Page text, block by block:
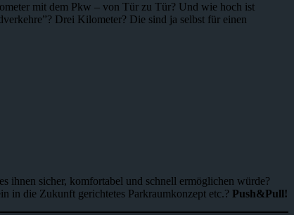
mit dem Pkw – von Tür zu Tür? Und wie hoch ist
Drei Kilometer? Die sind ja selbst für einen
ihnen sicher, komfortabel und schnell ermöglichen würde?
in die Zukunft gerichtetes Parkraumkonzept etc.? Push&Pull!